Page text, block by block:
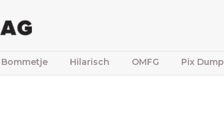
Bommetje Hilarisch OMFG Pix Dump